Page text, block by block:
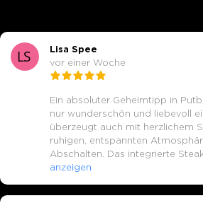
Lisa Spee
vor einer Woche
Ein absoluter Geheimtipp in
nur wunderschön und liebevoll
überzeugt auch mit herzlichem
ruhigen, entspannten
Abschalten. Das integrierte
anzeigen